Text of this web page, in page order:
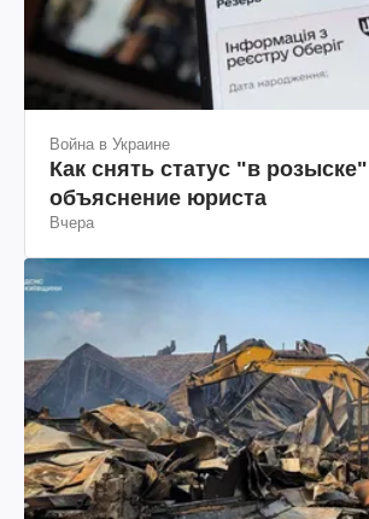
Война в Украине
Как снять статус "в
объяснение юриста
Вчера